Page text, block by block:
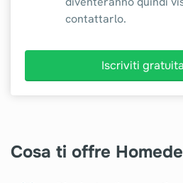
contattarlo.
Iscriviti
Cosa ti offre